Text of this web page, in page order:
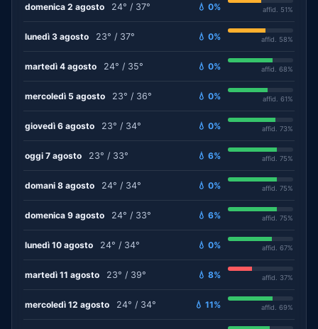
domenica 2 agosto 24° / 37° 💧 0% affid. 51%
lunedì 3 agosto 23° / 37° 💧 0% affid. 58%
martedì 4 agosto 24° / 35° 💧 0% affid. 68%
mercoledì 5 agosto 23° / 36° 💧 0% affid. 61%
giovedì 6 agosto 23° / 34° 💧 0% affid. 73%
oggi 7 agosto 23° / 33° 💧 6% affid. 75%
domani 8 agosto 24° / 34° 💧 0% affid. 75%
domenica 9 agosto 24° / 33° 💧 6% affid. 75%
lunedì 10 agosto 24° / 34° 💧 0% affid. 67%
martedì 11 agosto 23° / 39° 💧 8% affid. 37%
mercoledì 12 agosto 24° / 34° 💧 11% affid. 69%